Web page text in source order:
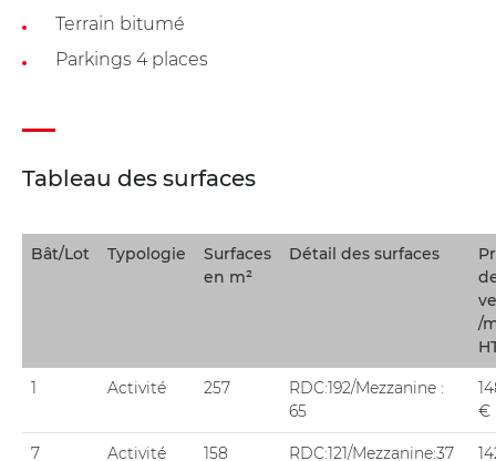
Terrain bitumé
Parkings 4 places
Tableau des surfaces
Bât/Lot Typologie
Surfaces
en m²
Détail des surfaces
/
1 Activité 257
RDC:192/Mezzanine :
65
€
7 Activité 158 RDC:121/Mezzanine:37